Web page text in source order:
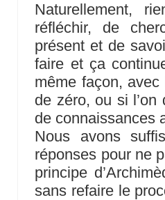
Naturellement,
réfléchir, de
présent et de
faire et ça
même façon,
de zéro, ou si l’on
de connaissances
Nous avons
réponses pour ne
principe
sans refaire le